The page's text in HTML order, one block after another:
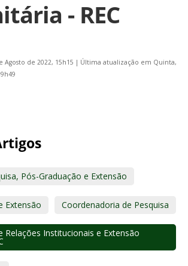
- REC
de 2022, 15h15 | Última atualização em Quinta,
Pós-Graduação e Extensão
Extensão Coordenadoria de Pesquisa
Relações Institucionais e Extensão